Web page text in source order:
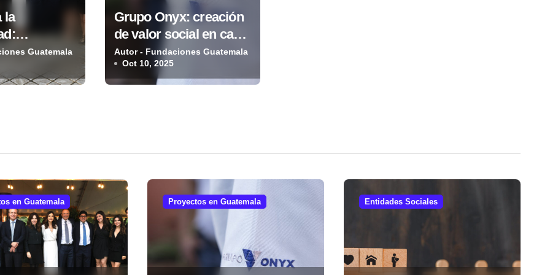
la
MarioGuatemala
Grupo Onyx: creación
de valor social en cada
proyecto
Autor - Fundaciones Guatemala
Oct 10, 2025
en Guatemala Proyectos en Guatemala Entidades Sociales